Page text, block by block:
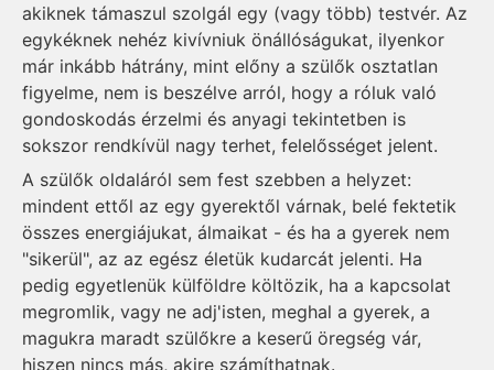
akiknek támaszul szolgál egy (vagy több) testvér. Az
egykéknek nehéz kivívniuk önállóságukat, ilyenkor
már inkább hátrány, mint előny a szülők osztatlan
figyelme, nem is beszélve arról, hogy a róluk való
gondoskodás érzelmi és anyagi tekintetben is
sokszor rendkívül nagy terhet, felelősséget jelent.
A szülők oldaláról sem fest szebben a helyzet:
mindent ettől az egy gyerektől várnak, belé fektetik
összes energiájukat, álmaikat - és ha a gyerek nem
"sikerül", az az egész életük kudarcát jelenti. Ha
pedig egyetlenük külföldre költözik, ha a kapcsolat
megromlik, vagy ne adj'isten, meghal a gyerek, a
magukra maradt szülőkre a keserű öregség vár,
hiszen nincs más, akire számíthatnak.